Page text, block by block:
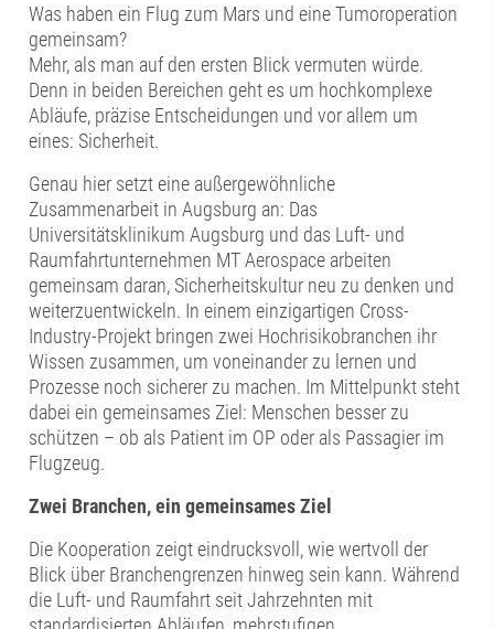
Was haben ein Flug zum Mars und eine Tumoroperation
gemeinsam?
Mehr, als man auf den ersten Blick vermuten würde.
Denn in beiden Bereichen geht es um hochkomplexe
Abläufe, präzise Entscheidungen und vor allem um
eines: Sicherheit.
Genau hier setzt eine außergewöhnliche
Zusammenarbeit in Augsburg an: Das
Universitätsklinikum Augsburg und das Luft- und
Raumfahrtunternehmen MT Aerospace arbeiten
gemeinsam daran, Sicherheitskultur neu zu denken und
weiterzuentwickeln. In einem einzigartigen Cross-
Industry-Projekt bringen zwei Hochrisikobranchen ihr
Wissen zusammen, um voneinander zu lernen und
Prozesse noch sicherer zu machen. Im Mittelpunkt steht
dabei ein gemeinsames Ziel: Menschen besser zu
schützen – ob als Patient im OP oder als Passagier im
Flugzeug.
Zwei Branchen, ein gemeinsames Ziel
Die Kooperation zeigt eindrucksvoll, wie wertvoll der
Blick über Branchengrenzen hinweg sein kann. Während
die Luft- und Raumfahrt seit Jahrzehnten mit